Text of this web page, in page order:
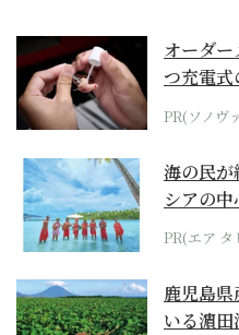
オーダ
つ充電
PR(ソノヴ
海の民が
シアの
らみえて
PR(エア タ
鹿児島
いる濵